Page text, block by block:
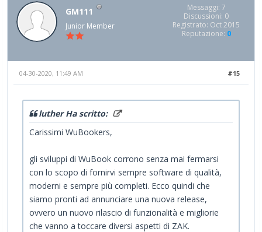
GM111
Junior Member
Messaggi: 7
Discussioni: 0
Registrato: Oct 2015
Reputazione: 0
#15
04-30-2020, 11:49 AM
luther Ha scritto:
Carissimi WuBookers,
gli sviluppi di WuBook corrono senza mai fermarsi
con lo scopo di fornirvi sempre software di qualità,
moderni e sempre più completi. Ecco quindi che
siamo pronti ad annunciare una nuova release,
ovvero un nuovo rilascio di funzionalità e migliorie
che vanno a toccare diversi aspetti di ZAK.